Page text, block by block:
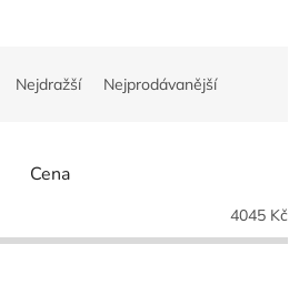
Nejdražší Nejprodávanější
Cena
4045 Kč